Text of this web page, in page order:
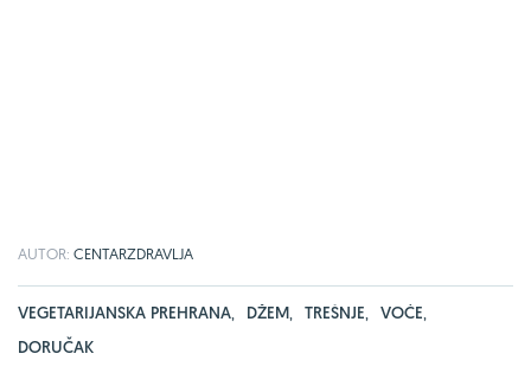
AUTOR: CENTARZDRAVLJA
VEGETARIJANSKA PREHRANA, DŽEM, TREŠNJE, VOĆE,
DORUČAK